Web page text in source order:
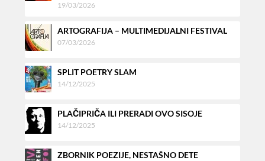
19/03/2026
ARTOGRAFIJA – MULTIMEDIJALNI FESTIVAL
07/03/2026
SPLIT POETRY SLAM
14/12/2025
PLAČIPRIČA ILI PRERADI OVO SISOJE
14/12/2025
ZBORNIK POEZIJE, NESTAŠNO DETE